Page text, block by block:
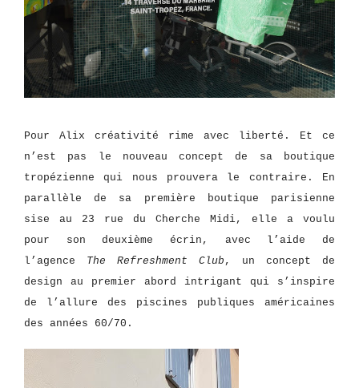
Pour Alix créativité rime avec liberté. Et ce
n’est pas le nouveau concept de sa boutique
tropézienne qui nous prouvera le contraire. En
parallèle de sa première boutique parisienne
sise au 23 rue du Cherche Midi, elle a voulu
pour son deuxième écrin, avec l’aide de
l’agence The Refreshment Club , un concept de
design au premier abord intrigant qui s’inspire
de l’allure des piscines publiques américaines
des années 60/70.